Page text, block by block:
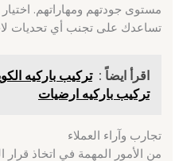
مستوى جودتهم ومهاراتهم.
تساعدك على تجنب أي تحديات
اقرأ ايضاً :
تركيب باركيه ارضيات
تجارب وآراء العملاء
من الأمور المهمة في اتخاذ